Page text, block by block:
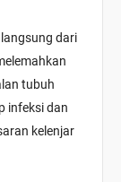
dari
tubuh
infeksi dan
kelenjar